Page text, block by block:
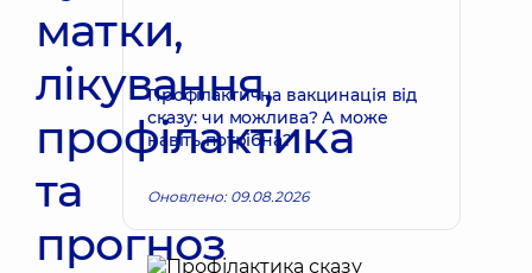
матки,
лікування,
профілактика
та
прогноз
Профілактична вакцинація від
сказу: чи можлива? А може
навіть потрібна?
Оновлено: 09.08.2026